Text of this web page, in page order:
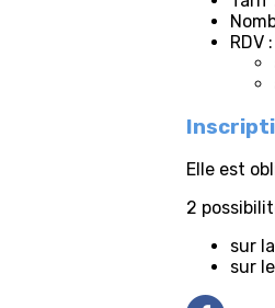
RDV :
Elle est
2
sur
sur